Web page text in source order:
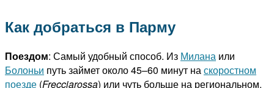
Как добраться в Парму
Поездом: Самый удобный способ. Из Милана или
Болоньи путь займет около 45–60 минут наскоростном
поезде (Frecciarossa) или чуть больше на региональном.